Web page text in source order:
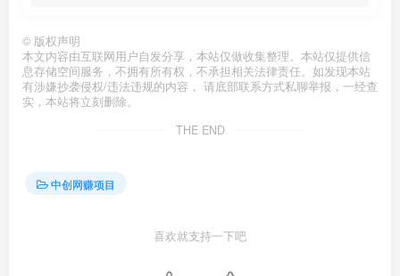
© 版权声明
本文内容由互联网用户自发分享，本站仅做收集整理。本站仅提供信
息存储空间服务，不拥有所有权，不承担相关法律责任。如发现本站
有涉嫌抄袭侵权/违法违规的内容， 请底部联系方式私聊举报，一经查
实，本站将立刻删除。
THE END
中创网赚项目
喜欢就支持一下吧